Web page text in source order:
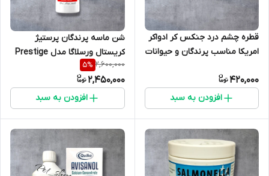
قطره چشم درد جنکس کر ادواکر
امریکا مناسب پرندگان و حیوانات
420,000
افزودن به سبد
شن ماسه پرندگان پرستیژ
کریستال ورسلاگا مدل Prestige
Kristal با اسانس بادیان (رازیانه)
2,600,000
5%
2,450,000
افزودن به سبد